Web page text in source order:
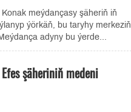
meýdançasy şäheriň iň
ýörkäň, bu taryhy merkeziň
adyny bu ýerde...
şäheriniň medeni